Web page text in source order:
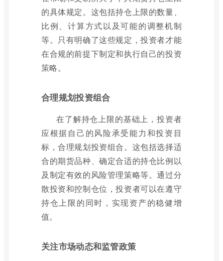
的具体规定。这包括持仓上限的数量、
比例、计算方式以及可能的调整机制
等。只有明确了这些规定，投资者才能
在合规的前提下制定和执行自己的投资
策略。
合理规划投资组合
在了解持仓上限的基础上，投资者
应根据自己的风险承受能力和投资目
标，合理规划投资组合。这包括选择适
合的期货品种、确定合适的持仓比例以
及制定有效的风险管理策略等。通过分
散投资和控制仓位，投资者可以在遵守
持仓上限的同时，实现资产的稳健增
值。
关注市场动态和监管政策